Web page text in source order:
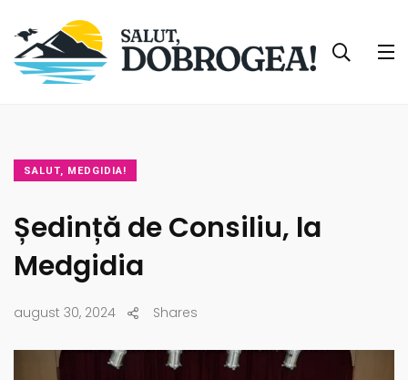
SALUT, MEDGIDIA!
Ședință de Consiliu, la
Medgidia
august 30, 2024 Shares